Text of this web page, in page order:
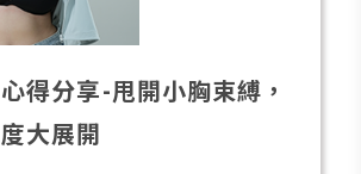
得分享-甩開小胸束縛，
大展開